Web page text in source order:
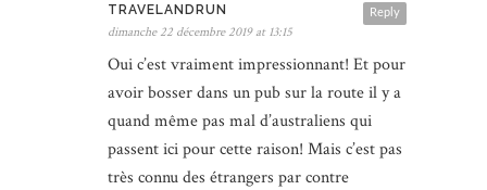
Reply
TRAVELANDRUN
dimanche 22 décembre 2019 at 13:15
Oui c’est vraiment impressionnant! Et pour
avoir bosser dans un pub sur la route il y a
quand même pas mal d’australiens qui
passent ici pour cette raison! Mais c’est pas
très connu des étrangers par contre